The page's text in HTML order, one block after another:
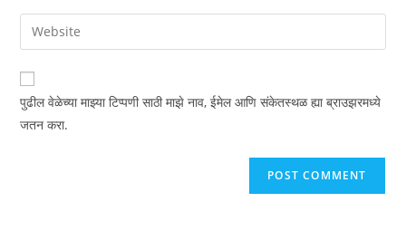
पुढील वेळेच्या माझ्या टिप्पणी साठी माझे नाव, ईमेल आणि संकेतस्थळ ह्या ब्राउझरमध्ये
जतन करा.